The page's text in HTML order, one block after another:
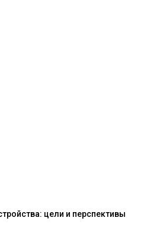
цели и перспективы